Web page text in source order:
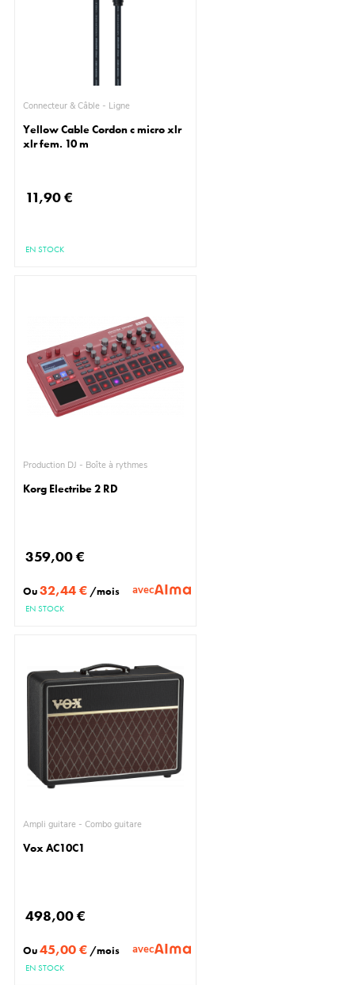
Connecteur & Câble - Ligne
Yellow Cable Cordon c micro xlr
xlr fem. 10 m
11,90 €
EN STOCK
Production DJ - Boîte à rythmes
Korg Electribe 2 RD
359,00 €
Ou32,44 € /mois avec
EN STOCK
Ampli guitare - Combo guitare
Vox AC10C1
498,00 €
Ou45,00 € /mois avec
EN STOCK